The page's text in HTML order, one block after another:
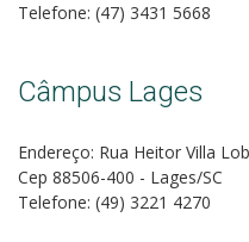
Telefone: (47) 3431 5668
Câmpus Lages
Endereço: Rua Heitor Villa
Cep 88506-400 - Lages/SC
Telefone: (49) 3221 4270